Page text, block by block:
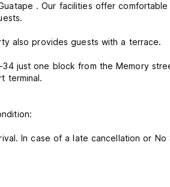
. Our facilities offer
also provides guests with a terrace.
just one block from the Memory
terminal.
In case of a late cancellation or